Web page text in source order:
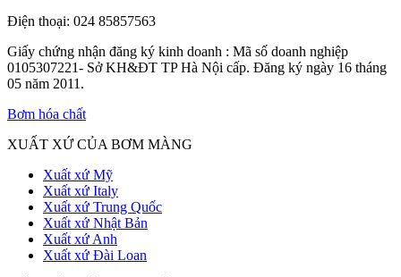
Điện thoại: 024 85857563
Giấy chứng nhận đăng ký kinh doanh : Mã số doanh nghiệp
0105307221- Sở KH&ĐT TP Hà Nội cấp. Đăng ký ngày 16 tháng
05 năm 2011.
Bơm hóa chất
XUẤT XỨ CỦA BƠM MÀNG
Xuất xứ Mỹ
Xuất xứ Italy
Xuất xứ Trung Quốc
Xuất xứ Nhật Bản
Xuất xứ Anh
Xuất xứ Đài Loan